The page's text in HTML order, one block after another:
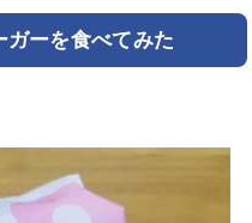
ガーを食べてみた